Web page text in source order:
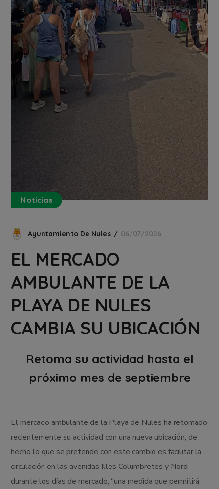
Noticias
Ayuntamiento De Nules 06/07/2026
EL MERCADO
AMBULANTE DE LA
PLAYA DE NULES
CAMBIA SU UBICACIÓN
Retoma su actividad hasta el
próximo mes de septiembre
El mercado ambulante de la Playa de Nules ha retomado
recientemente su actividad con una nueva ubicación, de
hecho lo que se pretende con este cambio es facilitar la
circulación en las avenidas Illes Columbretes y Nord
durante los días de mercado, “una medida que permitirá